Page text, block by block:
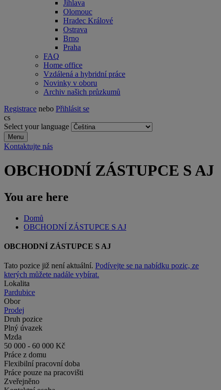
Jihlava
Olomouc
Hradec Králové
Ostrava
Brno
Praha
FAQ
Home office
Vzdálená a hybridní práce
Novinky v oboru
Archiv našich průzkumů
Registrace nebo Přihlásit se
cs
Select your language
Menu
Kontaktujte nás
OBCHODNÍ ZÁSTUPCE S AJ
You are here
Domů
OBCHODNÍ ZÁSTUPCE S AJ
OBCHODNÍ ZÁSTUPCE S AJ
Tato pozice již není aktuální. Podívejte se na nabídku pozic, ze
kterých můžete nadále vybírat.
Lokalita
Pardubice
Obor
Prodej
Druh pozice
Plný úvazek
Mzda
50 000 - 60 000 Kč
Práce z domu
Flexibilní pracovní doba
Práce pouze na pracovišti
Zveřejněno